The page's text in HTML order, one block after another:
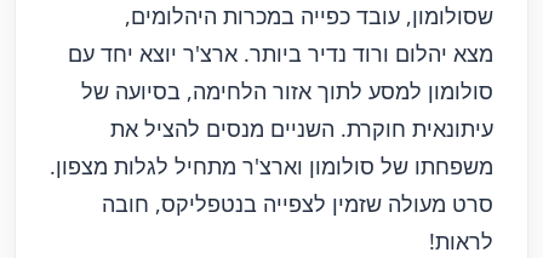
שסולומון, עובד כפייה במכרות היהלומים,
מצא יהלום ורוד נדיר ביותר. ארצ'ר יוצא יחד עם
סולומון למסע לתוך אזור הלחימה, בסיועה של
עיתונאית חוקרת. השניים מנסים להציל את
משפחתו של סולומון וארצ'ר מתחיל לגלות מצפון.
סרט מעולה שזמין לצפייה בנטפליקס, חובה
לראות!